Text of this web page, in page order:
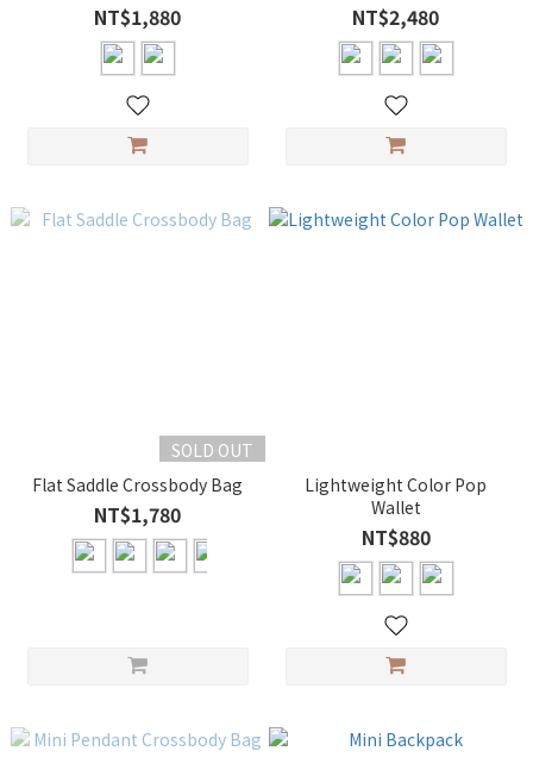
NT$1,880 NT$2,480
SOLD OUT
Flat Saddle Crossbody Bag
NT$1,780
Lightweight Color Pop
Wallet
NT$880